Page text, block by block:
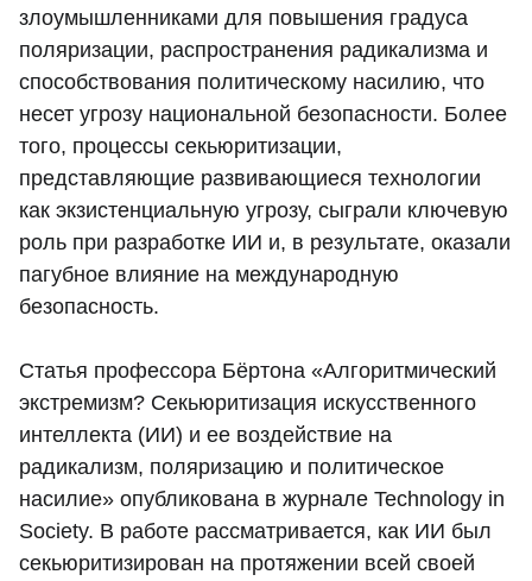
злоумышленниками для повышения градуса
поляризации, распространения радикализма и
способствования политическому насилию, что
несет угрозу национальной безопасности. Более
того, процессы секьюритизации,
представляющие развивающиеся технологии
как экзистенциальную угрозу, сыграли ключевую
роль при разработке ИИ и, в результате, оказали
пагубное влияние на международную
безопасность.
Статья профессора Бёртона «Алгоритмический
экстремизм? Секьюритизация искусственного
интеллекта (ИИ) и ее воздействие на
радикализм, поляризацию и политическое
насилие» опубликована в журнале Technology in
Society. В работе рассматривается, как ИИ был
секьюритизирован на протяжении всей своей